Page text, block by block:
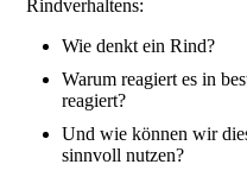
Rindverhaltens:
Wie denkt ein Rind?
Warum reagiert es in
reagiert?
Und wie können wir
sinnvoll nutzen?